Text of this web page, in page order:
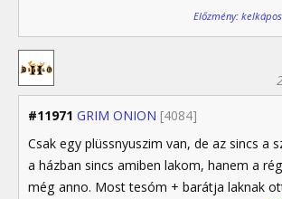
Előzmény:
#11971 GRIM ONION [4084]
Csak egy plüssnyuszim van, de az sincs a
a házban sincs amiben lakom, hanem a
még anno. Most tesóm + barátja laknak